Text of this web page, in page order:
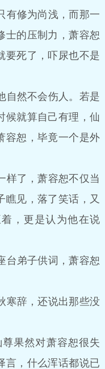
修为尚浅，而那一
士的压制力，萧容恕
要死了，吓尿也不是
然不会伤人。若是
候就算自己有理，仙
容恕，毕竟一个是外
了，萧容恕不仅当
瞧见，落了笑话，又
，更是认为他在说
弟子供词，萧容恕
辞，还说出那些没
果然对萧容恕很失
言，什么浑话都说已